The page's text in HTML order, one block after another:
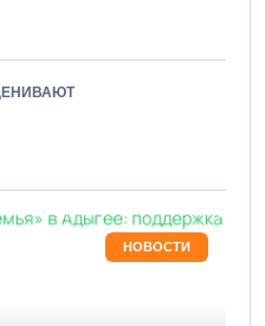
НОВОСТИ